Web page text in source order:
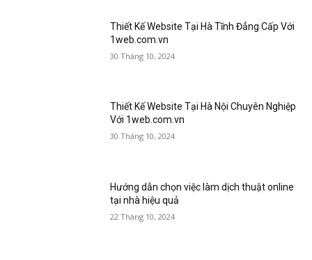
Thiết Kế Website Tại Hà Tĩnh Đẳng Cấp Với
1web.com.vn
30 Tháng 10, 2024
Thiết Kế Website Tại Hà Nội Chuyên Nghiệp
Với 1web.com.vn
30 Tháng 10, 2024
Hướng dẫn chọn việc làm dịch thuật online
tại nhà hiệu quả
22 Tháng 10, 2024